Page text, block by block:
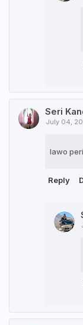
Seri
July 04,
lawo
Reply